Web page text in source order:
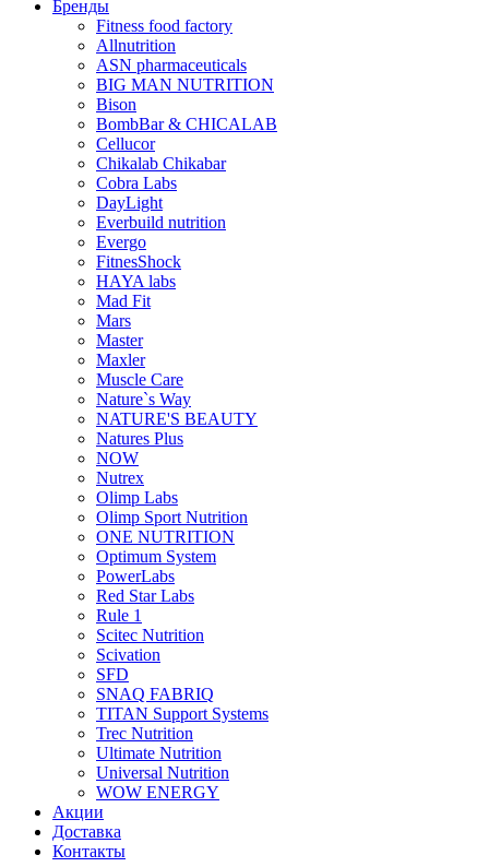
Бренды
Fitness food factory
Allnutrition
ASN pharmaceuticals
BIG MAN NUTRITION
Bison
BombBar & CHICALAB
Cellucor
Chikalab Chikabar
Cobra Labs
DayLight
Everbuild nutrition
Evergo
FitnesShock
HAYA labs
Mad Fit
Mars
Master
Maxler
Muscle Care
Nature`s Way
NATURE'S BEAUTY
Natures Plus
NOW
Nutrex
Olimp Labs
Olimp Sport Nutrition
ONE NUTRITION
Optimum System
PowerLabs
Red Star Labs
Rule 1
Scitec Nutrition
Scivation
SFD
SNAQ FABRIQ
TITAN Support Systems
Trec Nutrition
Ultimate Nutrition
Universal Nutrition
WOW ENERGY
Акции
Доставка
Контакты